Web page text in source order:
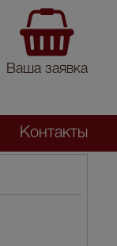
Ваша заявка
Контакты